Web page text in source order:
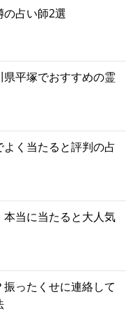
占い師2選
平塚でおすすめの霊
く当たると評判の占
当に当たると大人気
ったくせに連絡して